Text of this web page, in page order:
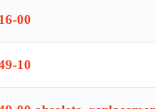
00
10